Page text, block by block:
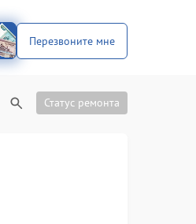
Перезвоните мне
Статус ремонта